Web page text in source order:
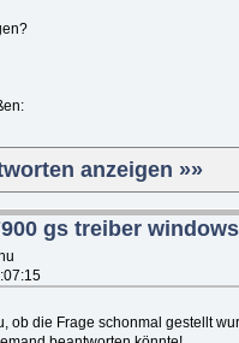
anzeigen »»
gs treiber
ob die Frage schonmal gestellt